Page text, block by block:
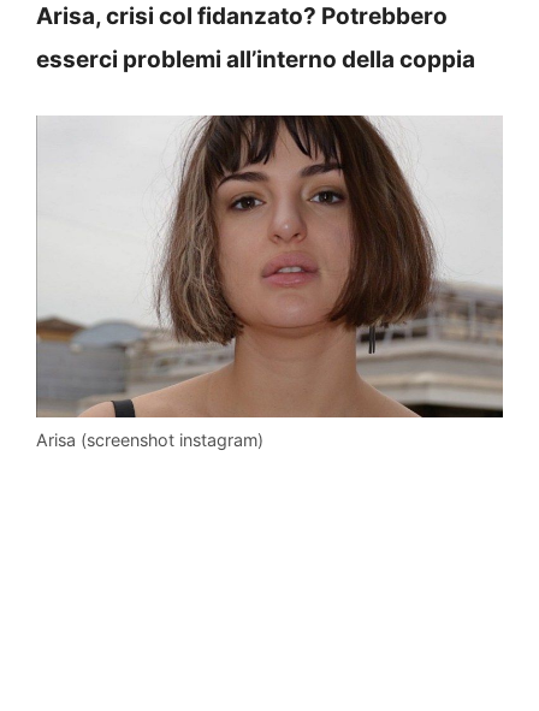
Arisa, crisi col fidanzato? Potrebbero
esserci problemi all’interno della coppia
Arisa (screenshot instagram)